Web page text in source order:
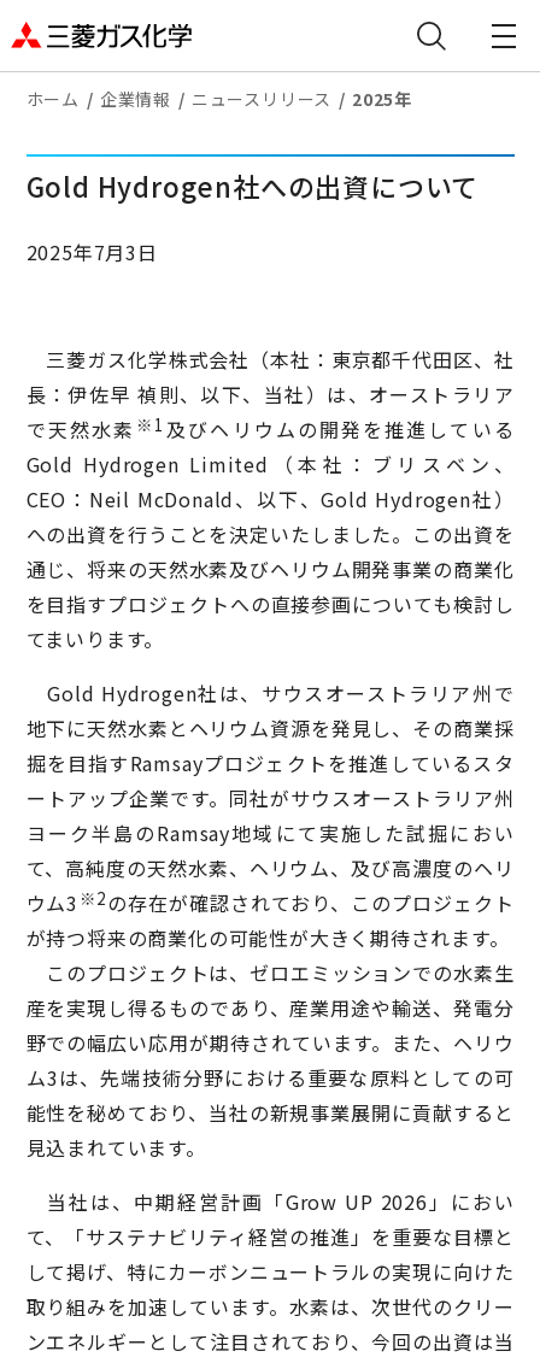
ホーム 企業情報 ニュースリリース 2025年
Gold Hydrogen社への出資について
2025年7月3日
三菱ガス化学株式会社（本社：東京都千代田区、社
長：伊佐早 禎則、以下、当社）は、オーストラリア
で天然水素 ※1 及びヘリウムの開発を推進している
Gold Hydrogen Limited（本社：ブリスベン、
CEO：Neil McDonald、以下、Gold Hydrogen社）
への出資を行うことを決定いたしました。この出資を
通じ、将来の天然水素及びヘリウム開発事業の商業化
を目指すプロジェクトへの直接参画についても検討し
てまいります。
Gold Hydrogen社は、サウスオーストラリア州で
地下に天然水素とヘリウム資源を発見し、その商業採
掘を目指すRamsayプロジェクトを推進しているスタ
ートアップ企業です。同社がサウスオーストラリア州
ヨーク半島のRamsay地域にて実施した試掘におい
て、高純度の天然水素、ヘリウム、及び高濃度のヘリ
ウム3 ※2の存在が確認されており、このプロジェクト
が持つ将来の商業化の可能性が大きく期待されます。
このプロジェクトは、ゼロエミッションでの水素生
産を実現し得るものであり、産業用途や輸送、発電分
野での幅広い応用が期待されています。また、ヘリウ
ム3は、先端技術分野における重要な原料としての可
能性を秘めており、当社の新規事業展開に貢献すると
見込まれています。
当社は、中期経営計画「Grow UP 2026」におい
て、「サステナビリティ経営の推進」を重要な目標と
して掲げ、特にカーボンニュートラルの実現に向けた
取り組みを加速しています。水素は、次世代のクリー
ンエネルギーとして注目されており、今回の出資は当